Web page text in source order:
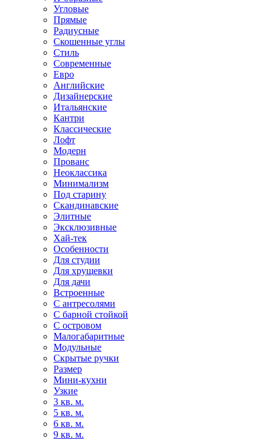
Угловые
Прямые
Радиусные
Скошенные углы
Стиль
Современные
Евро
Английские
Дизайнерские
Итальянские
Кантри
Классические
Лофт
Модерн
Прованс
Неоклассика
Минимализм
Под старину
Скандинавские
Элитные
Эксклюзивные
Хай-тек
Особенности
Для студии
Для хрущевки
Для дачи
Встроенные
С антресолями
С барной стойкой
С островом
Малогабаритные
Модульные
Скрытые ручки
Размер
Мини-кухни
Узкие
3 кв. м.
5 кв. м.
6 кв. м.
9 кв. м.